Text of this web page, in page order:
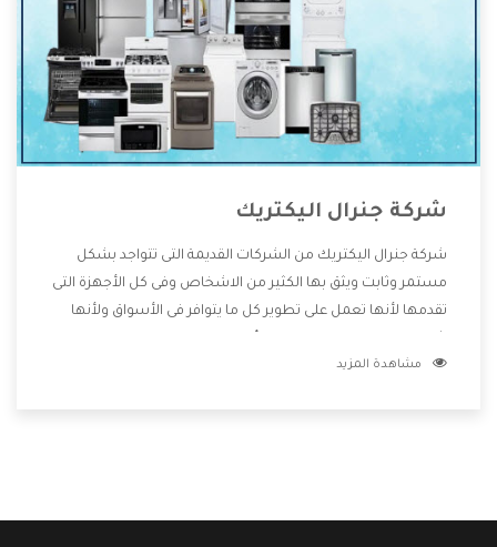
شركة جنرال اليكتريك
شركة جنرال اليكتريك من الشركات القديمة التى تتواجد بشكل
مستمر وثابت ويثق بها الكثير من الاشخاص وفى كل الأجهزة التى
تقدمها لأنها تعمل على تطوير كل ما يتوافر فى الأسواق ولأنها
المنتجات وتقدم للعملاء أقوى العروض والخصومات التى تسهل
مشاهدة المزيد